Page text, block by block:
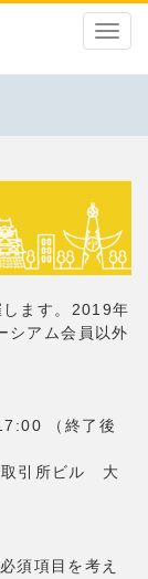
ます。2019年
シアム会員以外
（終了後
取引所ビル 大
須項目を考え